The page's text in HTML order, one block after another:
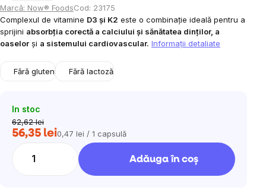
Marcă: Now® FoodsCod: 23175
Complexul de vitamine D3 și K2 este o combinație ideală pentru a
sprijini absorbția corectă a calciului și sănătatea dinților, a
oaselor și a sistemului cardiovascular. Informaţii detaliate
Fără gluten Fără lactoză
In stoc
62,62 lei
56,35 leiEvaluare
0,47 lei / 1 capsulă
Adăuga în coş